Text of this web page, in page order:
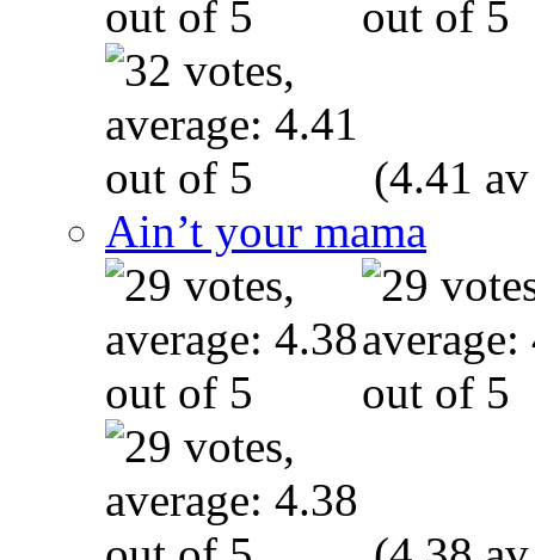
(4.41
Ain’t your mama